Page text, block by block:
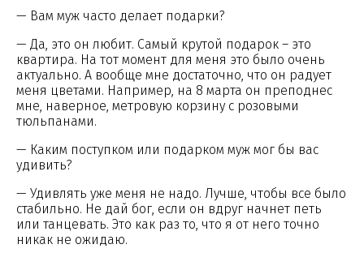
— Вам муж часто делает подарки?
— Да, это он любит. Самый крутой подарок – это
квартира. На тот момент для меня это было очень
актуально. А вообще мне достаточно, что он радует
меня цветами. Например, на 8 марта он преподнес
мне, наверное, метровую корзину с розовыми
тюльпанами.
— Каким поступком или подарком муж мог бы вас
удивить?
— Удивлять уже меня не надо. Лучше, чтобы все было
стабильно. Не дай бог, если он вдруг начнет петь
или танцевать. Это как раз то, что я от него точно
никак не ожидаю.